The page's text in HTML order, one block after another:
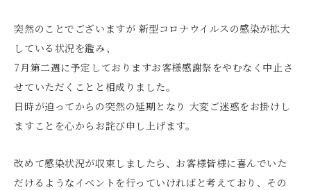
突然のことでございますが 新型コロナウイルスの感染が拡大
している状況を鑑み、
7月第二週に予定しておりますお客様感謝祭をやむなく中止さ
せていただくことと相成りました。
日時が迫ってからの突然の延期となり 大変ご迷惑をお掛けし
ますことを心からお詫び申し上げます。
改めて感染状況が収束しましたら、お客様皆様に喜んでいた
だけるようなイベントを行っていければと考えており、その